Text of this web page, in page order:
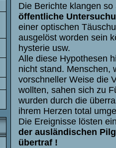
Die Berichte klangen
öffentliche
einer optischen
ausgelöst worden sein
hysterie usw.
Alle diese Hypothesen
nicht stand. Menschen,
vorschneller Weise die
wollten, sahen sich zu
wurden durch die
ihrem Herzen total
Die Ereignisse lösten
der ausländischen
übertraf !